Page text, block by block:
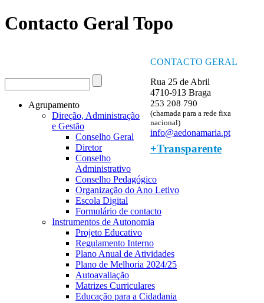
Contacto Geral Topo
CONTACTO GERAL
Rua 25 de Abril
4710-913 Braga
253 208 790
(chamada para a rede fixa
nacional)
info@aedonamaria.pt
+Transparente
Formulário de procura
Procurar
Agrupamento
Direção, Administração
e Gestão
Conselho Geral
Diretor
Conselho
Administrativo
Conselho Pedagógico
Organização do Ano Letivo
Escola Digital
Formulário de contacto
Instrumentos de Autonomia
Projeto Educativo
Regulamento Interno
Plano Anual de Atividades
Plano de Melhoria 2024/25
Autoavaliação
Matrizes Curriculares
Educação para a Cidadania